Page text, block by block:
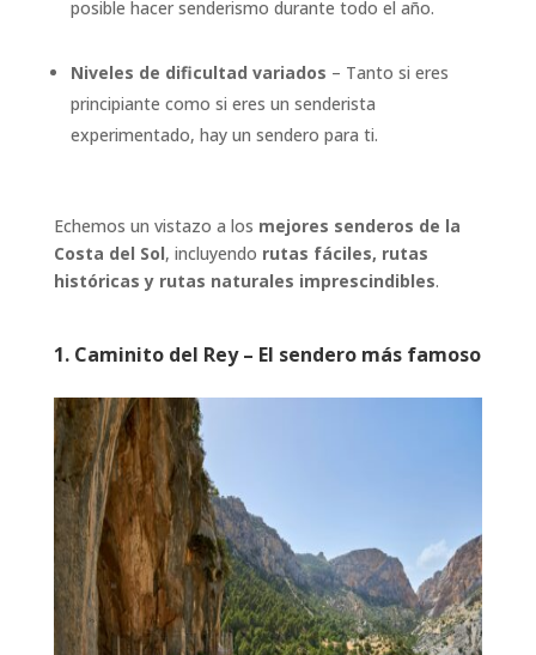
posible hacer senderismo durante todo el año.
Niveles de dificultad variados – Tanto si eres
principiante como si eres un senderista
experimentado, hay un sendero para ti.
Echemos un vistazo a los mejores senderos de la
Costa del Sol, incluyendo rutas fáciles, rutas
históricas y rutas naturales imprescindibles.
1.Caminito del Rey – El sendero más famoso